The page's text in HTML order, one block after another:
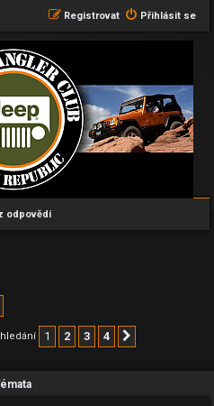
Přihlásit se
Registrovat
odpovědí
1 2 3 4